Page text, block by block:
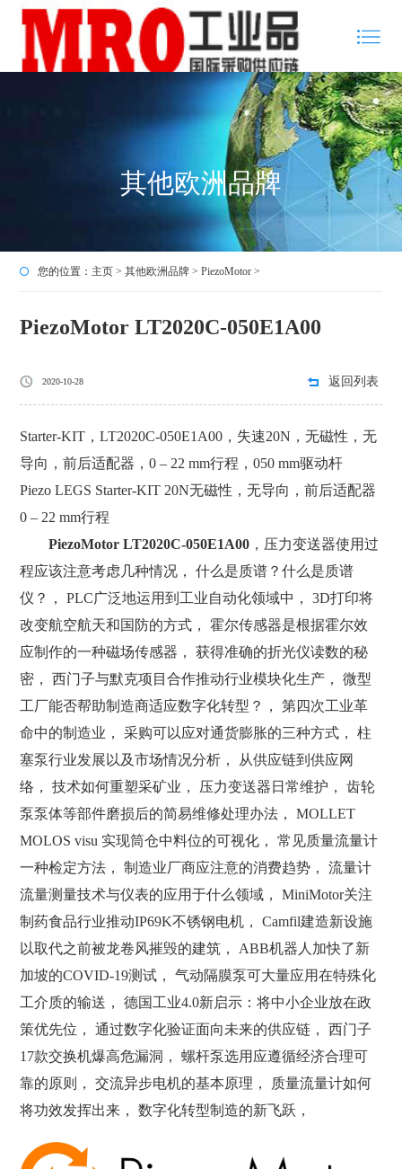
其他欧洲品牌
您的位置： 主页 >其他欧洲品牌 >PiezoMotor >
PiezoMotor LT2020C-050E1A00
2020-10-28 返回列表
Starter-KIT，LT2020C-050E1A00，失速20N，无磁性，无
导向，前后适配器，0 – 22 mm行程，050 mm驱动杆
Piezo LEGS Starter-KIT 20N无磁性，无导向，前后适配器
0 – 22 mm行程
PiezoMotor LT2020C-050E1A00 ，压力变送器使用过
程应该注意考虑几种情况， 什么是质谱？什么是质谱
仪？， PLC广泛地运用到工业自动化领域中， 3D打印将
改变航空航天和国防的方式， 霍尔传感器是根据霍尔效
应制作的一种磁场传感器， 获得准确的折光仪读数的秘
密， 西门子与默克项目合作推动行业模块化生产， 微型
工厂能否帮助制造商适应数字化转型？， 第四次工业革
命中的制造业， 采购可以应对通货膨胀的三种方式， 柱
塞泵行业发展以及市场情况分析， 从供应链到供应网
络， 技术如何重塑采矿业， 压力变送器日常维护， 齿轮
泵泵体等部件磨损后的简易维修处理办法， MOLLET
MOLOS visu 实现筒仓中料位的可视化， 常见质量流量计
一种检定方法， 制造业厂商应注意的消费趋势， 流量计
流量测量技术与仪表的应用于什么领域， MiniMotor关注
制药食品行业推动IP69K不锈钢电机， Camfil建造新设施
以取代之前被龙卷风摧毁的建筑， ABB机器人加快了新
加坡的COVID-19测试， 气动隔膜泵可大量应用在特殊化
工介质的输送， 德国工业4.0新启示：将中小企业放在政
策优先位， 通过数字化验证面向未来的供应链， 西门子
17款交换机爆高危漏洞， 螺杆泵选用应遵循经济合理可
靠的原则， 交流异步电机的基本原理， 质量流量计如何
将功效发挥出来， 数字化转型制造的新飞跃，